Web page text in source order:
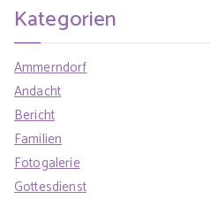
Kategorien
Ammerndorf
Andacht
Bericht
Familien
Fotogalerie
Gottesdienst